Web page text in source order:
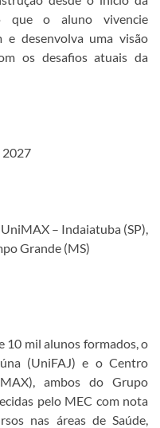
que o aluno vivencie
e desenvolva uma visão
os desafios atuais da
2027
– Indaiatuba (SP),
Grande (MS)
10 mil alunos formados, o
(UniFAJ) e o Centro
ambos do Grupo
pelo MEC com nota
nas áreas de Saúde,